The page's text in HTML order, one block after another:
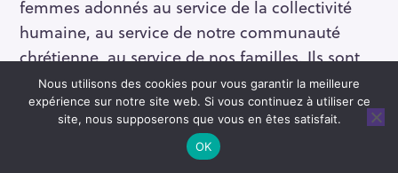
femmes adonnés au service de la collectivité
humaine, au service de notre communauté
chrétienne, au service de nos familles. Ils sont
une fierté pour le monde, une source
d’inspiration et de foi en l’avenir. Bénis
Seigneur tous ces bâtisseurs de la vie et de la
Nous utilisons des cookies pour vous garantir la meilleure
expérience sur notre site web. Si vous continuez à utiliser ce
site, nous supposerons que vous en êtes satisfait.
OK